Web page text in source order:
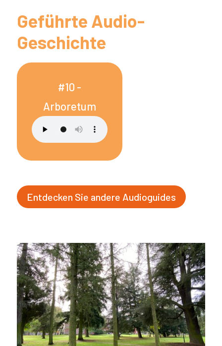
Geführte Audio-
Geschichte
#10 -
Arboretum
Entdecken Sie andere Audioguides